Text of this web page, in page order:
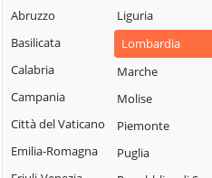
Vidardo
Cavenago d'Adda
Cervignano
d'Adda
Codogno
Comazzo
Cornegliano
Lombardo
Mulazzano
Abruzzo
Basilicata
Calabria
Campania
Città del Vaticano
Emilia-Romagna
Liguria
Lombardia
Marche
Molise
Piemonte
Puglia